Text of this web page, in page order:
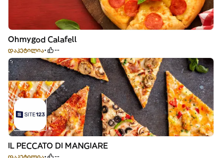
Ohmygod Calafell
დაკეტილია --
IL PECCATO DI MANGIARE
დაკეტილია --